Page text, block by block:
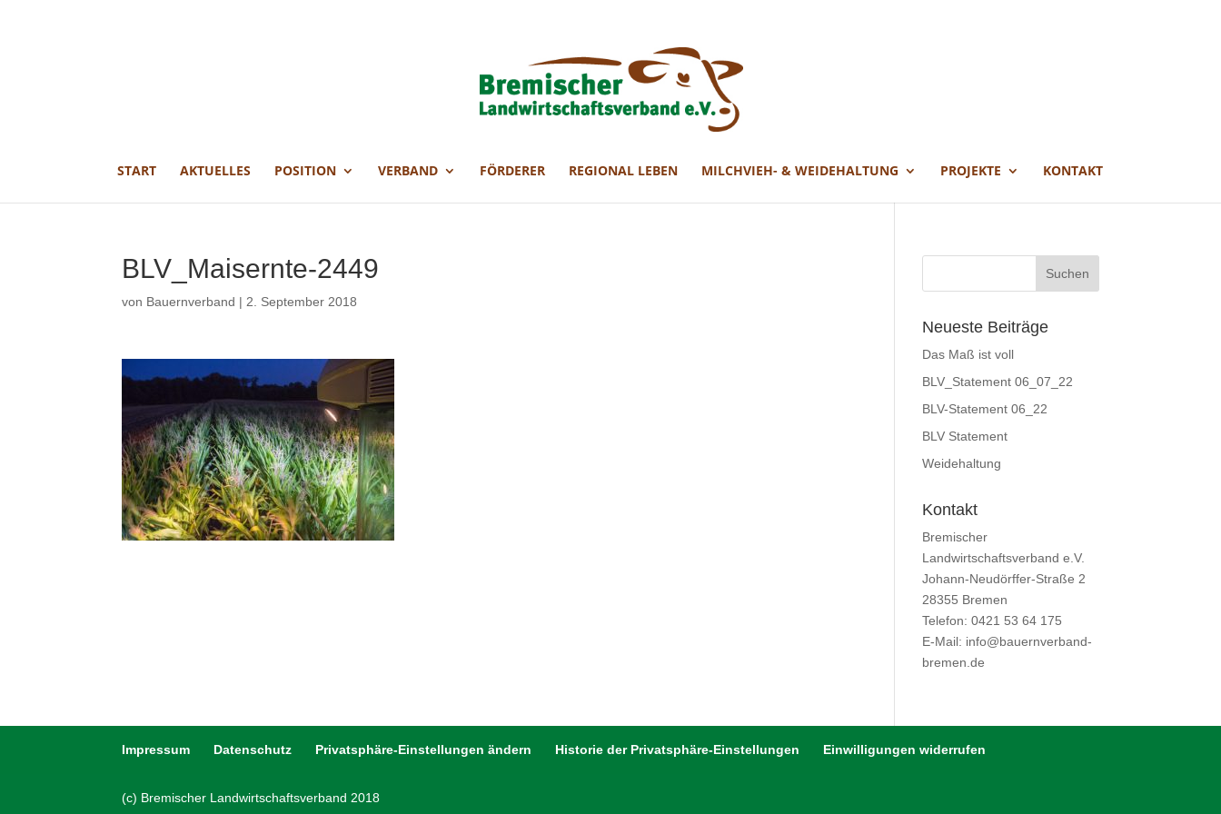
START AKTUELLES POSITION VERBAND FÖRDERER REGIONAL LEBEN MILCHVIEH- & WEIDEHALTUNG PROJEKTE KONTAKT
BLV_Maisernte-2449
von Bauernverband | 2. September 2018
Neueste Beiträge
Das Maß ist voll
BLV_Statement 06_07_22
BLV-Statement 06_22
BLV Statement
Weidehaltung
Kontakt
Bremischer
Landwirtschaftsverband e.V.
Johann-Neudörffer-Straße 2
28355 Bremen
Telefon: 0421 53 64 175
E-Mail: info@bauernverband-
bremen.de
Impressum Datenschutz Privatsphäre-Einstellungen ändern Historie der Privatsphäre-Einstellungen Einwilligungen widerrufen
(c) Bremischer Landwirtschaftsverband 2018